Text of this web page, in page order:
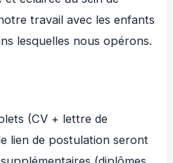
travail avec les enfants
lesquelles nous opérons.
(CV + lettre de
lien de postulation seront